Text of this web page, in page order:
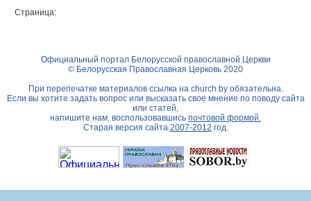
Страница:
Официальный портал Белорусской православной Церкви
© Белорусская Православная Церковь 2020
При перепечатке материалов ссылка на church.byобязательна.
Если вы хотите задать вопрос или высказать свое мнение по поводу сайта
или статей,
напишите нам, воспользовавшись почтовой формой.
Старая версия сайта 2007-2012 год.